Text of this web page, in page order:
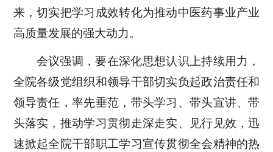
来，切实把学习成效转化为推动中医药事业产业
高质量发展的强大动力。
会议强调，要在深化思想认识上持续用力，
全院各级党组织和领导干部切实负起政治责任和
领导责任，率先垂范，带头学习、带头宣讲、带
头落实，推动学习贯彻走深走实、见行见效，迅
速掀起全院干部职工学习宣传贯彻全会精神的热